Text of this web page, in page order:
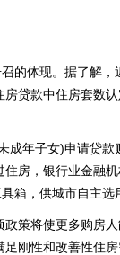
体现。据了解，
贷款中住房套数
年子女)申请贷款
房，银行业金融
箱，供城市自主选
策将使更多购房人
刚性和改善性住